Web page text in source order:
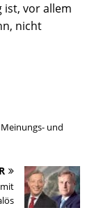
ist, vor allem
nicht
und